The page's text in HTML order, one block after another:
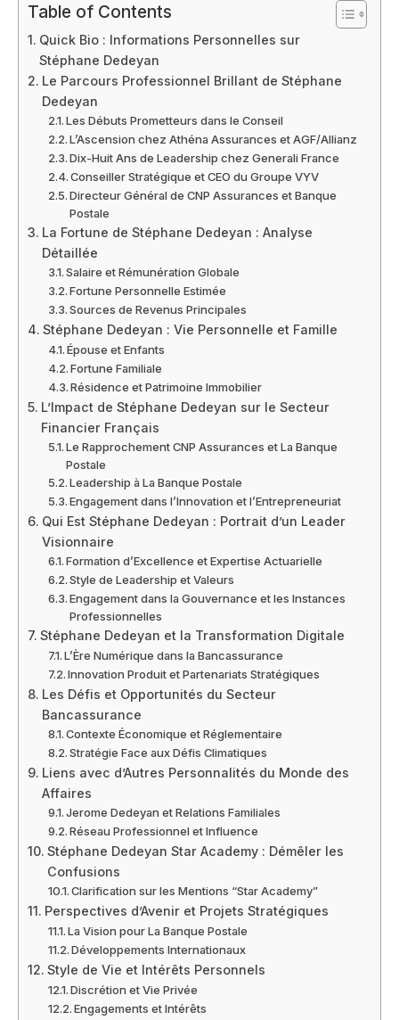
Table of Contents
Quick Bio : Informations Personnelles sur
Stéphane Dedeyan
Le Parcours Professionnel Brillant de Stéphane
Dedeyan
Les Débuts Prometteurs dans le Conseil
L’Ascension chez Athéna Assurances et AGF/Allianz
Dix-Huit Ans de Leadership chez Generali France
Conseiller Stratégique et CEO du Groupe VYV
Directeur Général de CNP Assurances et Banque
Postale
La Fortune de Stéphane Dedeyan : Analyse
Détaillée
Salaire et Rémunération Globale
Fortune Personnelle Estimée
Sources de Revenus Principales
Stéphane Dedeyan : Vie Personnelle et Famille
Épouse et Enfants
Fortune Familiale
Résidence et Patrimoine Immobilier
L’Impact de Stéphane Dedeyan sur le Secteur
Financier Français
Le Rapprochement CNP Assurances et La Banque
Postale
Leadership à La Banque Postale
Engagement dans l’Innovation et l’Entrepreneuriat
Qui Est Stéphane Dedeyan : Portrait d’un Leader
Visionnaire
Formation d’Excellence et Expertise Actuarielle
Style de Leadership et Valeurs
Engagement dans la Gouvernance et les Instances
Professionnelles
Stéphane Dedeyan et la Transformation Digitale
L’Ère Numérique dans la Bancassurance
Innovation Produit et Partenariats Stratégiques
Les Défis et Opportunités du Secteur
Bancassurance
Contexte Économique et Réglementaire
Stratégie Face aux Défis Climatiques
Liens avec d’Autres Personnalités du Monde des
Affaires
Jerome Dedeyan et Relations Familiales
Réseau Professionnel et Influence
Stéphane Dedeyan Star Academy : Démêler les
Confusions
Clarification sur les Mentions “Star Academy”
Perspectives d’Avenir et Projets Stratégiques
La Vision pour La Banque Postale
Développements Internationaux
Style de Vie et Intérêts Personnels
Discrétion et Vie Privée
Engagements et Intérêts